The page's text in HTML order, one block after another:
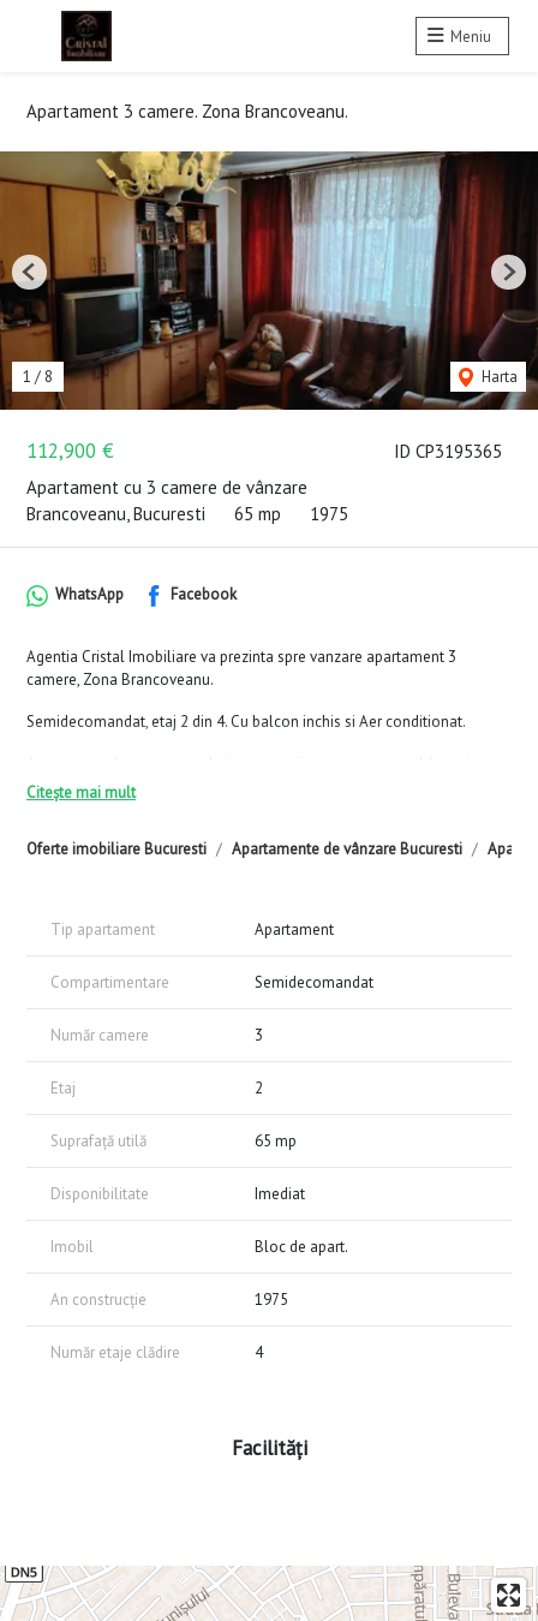
Meniu
Apartament 3 camere. Zona Brancoveanu.
ID CP3195365
112,900 €
Apartament cu 3 camere de vânzare
Brancoveanu, Bucuresti
65 mp 1975
1 / 8 Harta
Previous Next
Oferte imobiliare Bucuresti Apartamente de vânzare Bucuresti
WhatsApp Facebook
Agentia Cristal Imobiliare va prezinta spre vanzare apartament 3
camere, Zona Brancoveanu.
Semidecomandat, etaj 2 din 4. Cu balcon inchis si Aer conditionat.
si racoros vara.
In apropiere: scoli, gradinite, magazine.
Citește mai mult
Tip apartament Apartament
Compartimentare Semidecomandat
Număr camere 3
Etaj 2
Suprafață utilă 65 mp
Disponibilitate Imediat
Imobil Bloc de apart.
An construcție 1975
Număr etaje clădire 4
Facilități